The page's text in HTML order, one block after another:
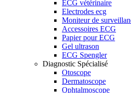
ECG vétérinaire
Electrodes ecg
Moniteur de
Accessoires ECG
Papier pour ECG
Gel ultrason
ECG Spengler
Diagnostic Spécialisé
Otoscope
Dermatoscope
Ophtalmoscope